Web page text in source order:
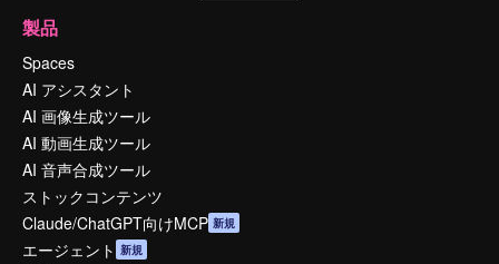
製品
Spaces
AI アシスタント
AI 画像生成ツール
AI 動画生成ツール
AI 音声合成ツール
ストックコンテンツ
Claude/ChatGPT向けMCP 新規
エージェント 新規